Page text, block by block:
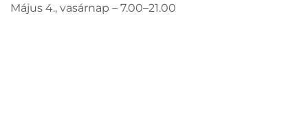
Május 4., vasárnap – 7.00–21.00